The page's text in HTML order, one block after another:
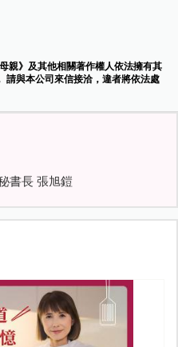
親》及其他相關著作權人依法擁有其
請與本公司來信接洽，違者將依法處
書長 張旭鎧